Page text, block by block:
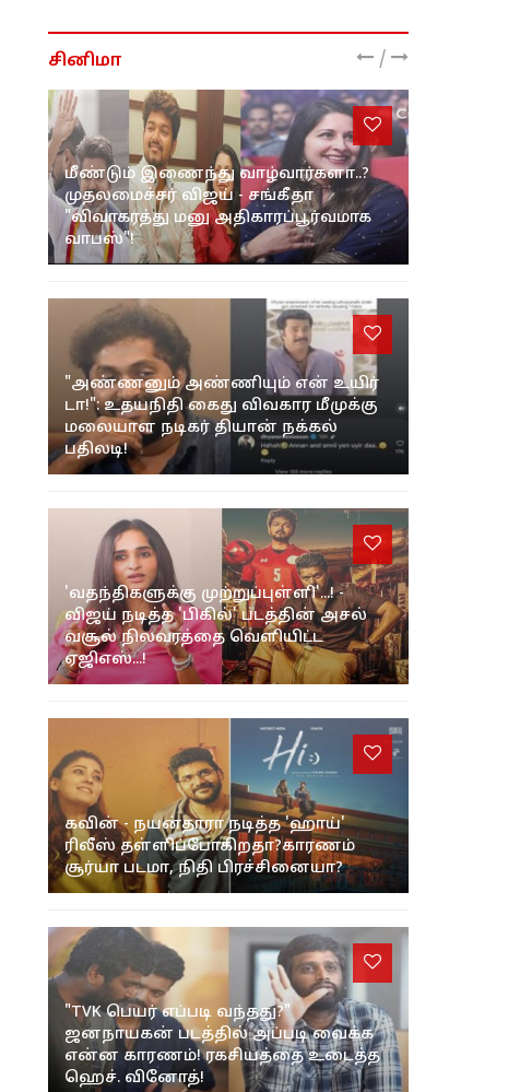
சினிமா /
மீண்டும் இணைந்து வாழ்வார்களா..?
முதலமைச்சர் விஜய் - சங்கீதா
"விவாகரத்து மனு அதிகாரப்பூர்வமாக
வாபஸ்"!
"அண்ணனும் அண்ணியும் என் உயிர்
டா!": உதயநிதி கைது விவகார மீமுக்கு
மலையாள நடிகர் தியான் நக்கல்
பதிலடி!
'வதந்திகளுக்கு முற்றுப்புள்ளி'...! -
விஜய் நடித்த 'பிகில்' படத்தின் அசல்
வசூல் நிலவரத்தை வெளியிட்ட
ஏஜிஎஸ்...!
கவின் - நயன்தாரா நடித்த 'ஹாய்'
ரிலீஸ் தள்ளிப்போகிறதா?காரணம்
சூர்யா படமா, நிதி பிரச்சினையா?
"TVK பெயர் எப்படி வந்தது?"
ஜனநாயகன் படத்தில் அப்படி வைக்க
என்ன காரணம்! ரகசியத்தை உடைத்த
ஹெச். வினோத்!